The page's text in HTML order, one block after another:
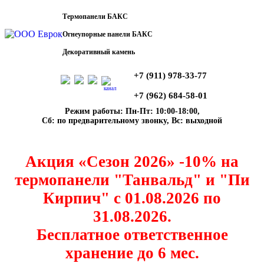
Термопанели БАКС
Огнеупорные панели БАКС
Декоративный камень
канал
+7 (911) 978-33-77
+7 (962) 684-58-01
Режим работы: Пн-Пт: 10:00-18:00,
Сб: по предварительному звонку, Вс: выходной
Акция «Сезон 2026» -10% на
термопанели "Танвальд" и "Пи
Кирпич" с 01.08.2026 по
31.08.2026.
Бесплатное ответственное
хранение до 6 мес.